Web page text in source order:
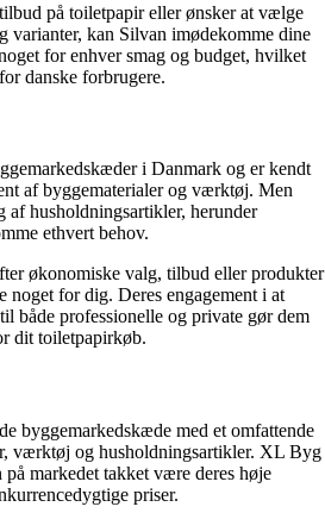
på toiletpapir eller ønsker at vælge
varianter, kan Silvan imødekomme dine
for enhver smag og budget, hvilket
danske forbrugere.
i Danmark og er kendt
af byggematerialer og værktøj. Men
af husholdningsartikler, herunder
ethvert behov.
økonomiske valg, tilbud eller produkter
for dig. Deres engagement i at
både professionelle og private gør dem
dit toiletpapirkøb.
byggemarkedskæde med et omfattende
værktøj og husholdningsartikler. XL Byg
markedet takket være deres høje
priser.